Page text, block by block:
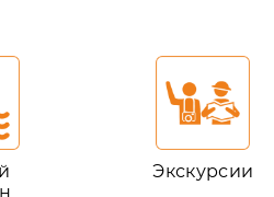
Экскурсии